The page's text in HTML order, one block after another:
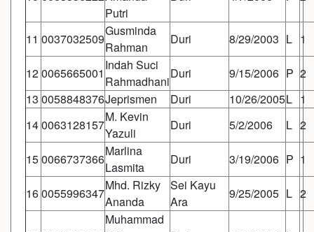
Putri
11 0037032509
Gusminda
Rahman
Duri 8/29/2003 L 1
120065665001
Indah Suci
Rahmadhani
Duri 9/15/2006 P 2
13 0058848376Jeprismen Duri 10/26/2005L 1
140063128157
M. Kevin
Yazuli
Duri 5/2/2006 L 2
150066737366
Marlina
Lasmita
Duri 3/19/2006 P 1
160055996347
Mhd. Rizky
Ananda
Sei Kayu
Ara
9/25/2005 L 2
Muhammad